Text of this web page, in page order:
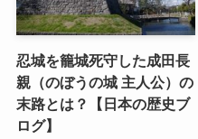
忍城を籠城死守した成田長
親（のぼうの城 主人公）の
末路とは？【日本の歴史ブ
ログ】